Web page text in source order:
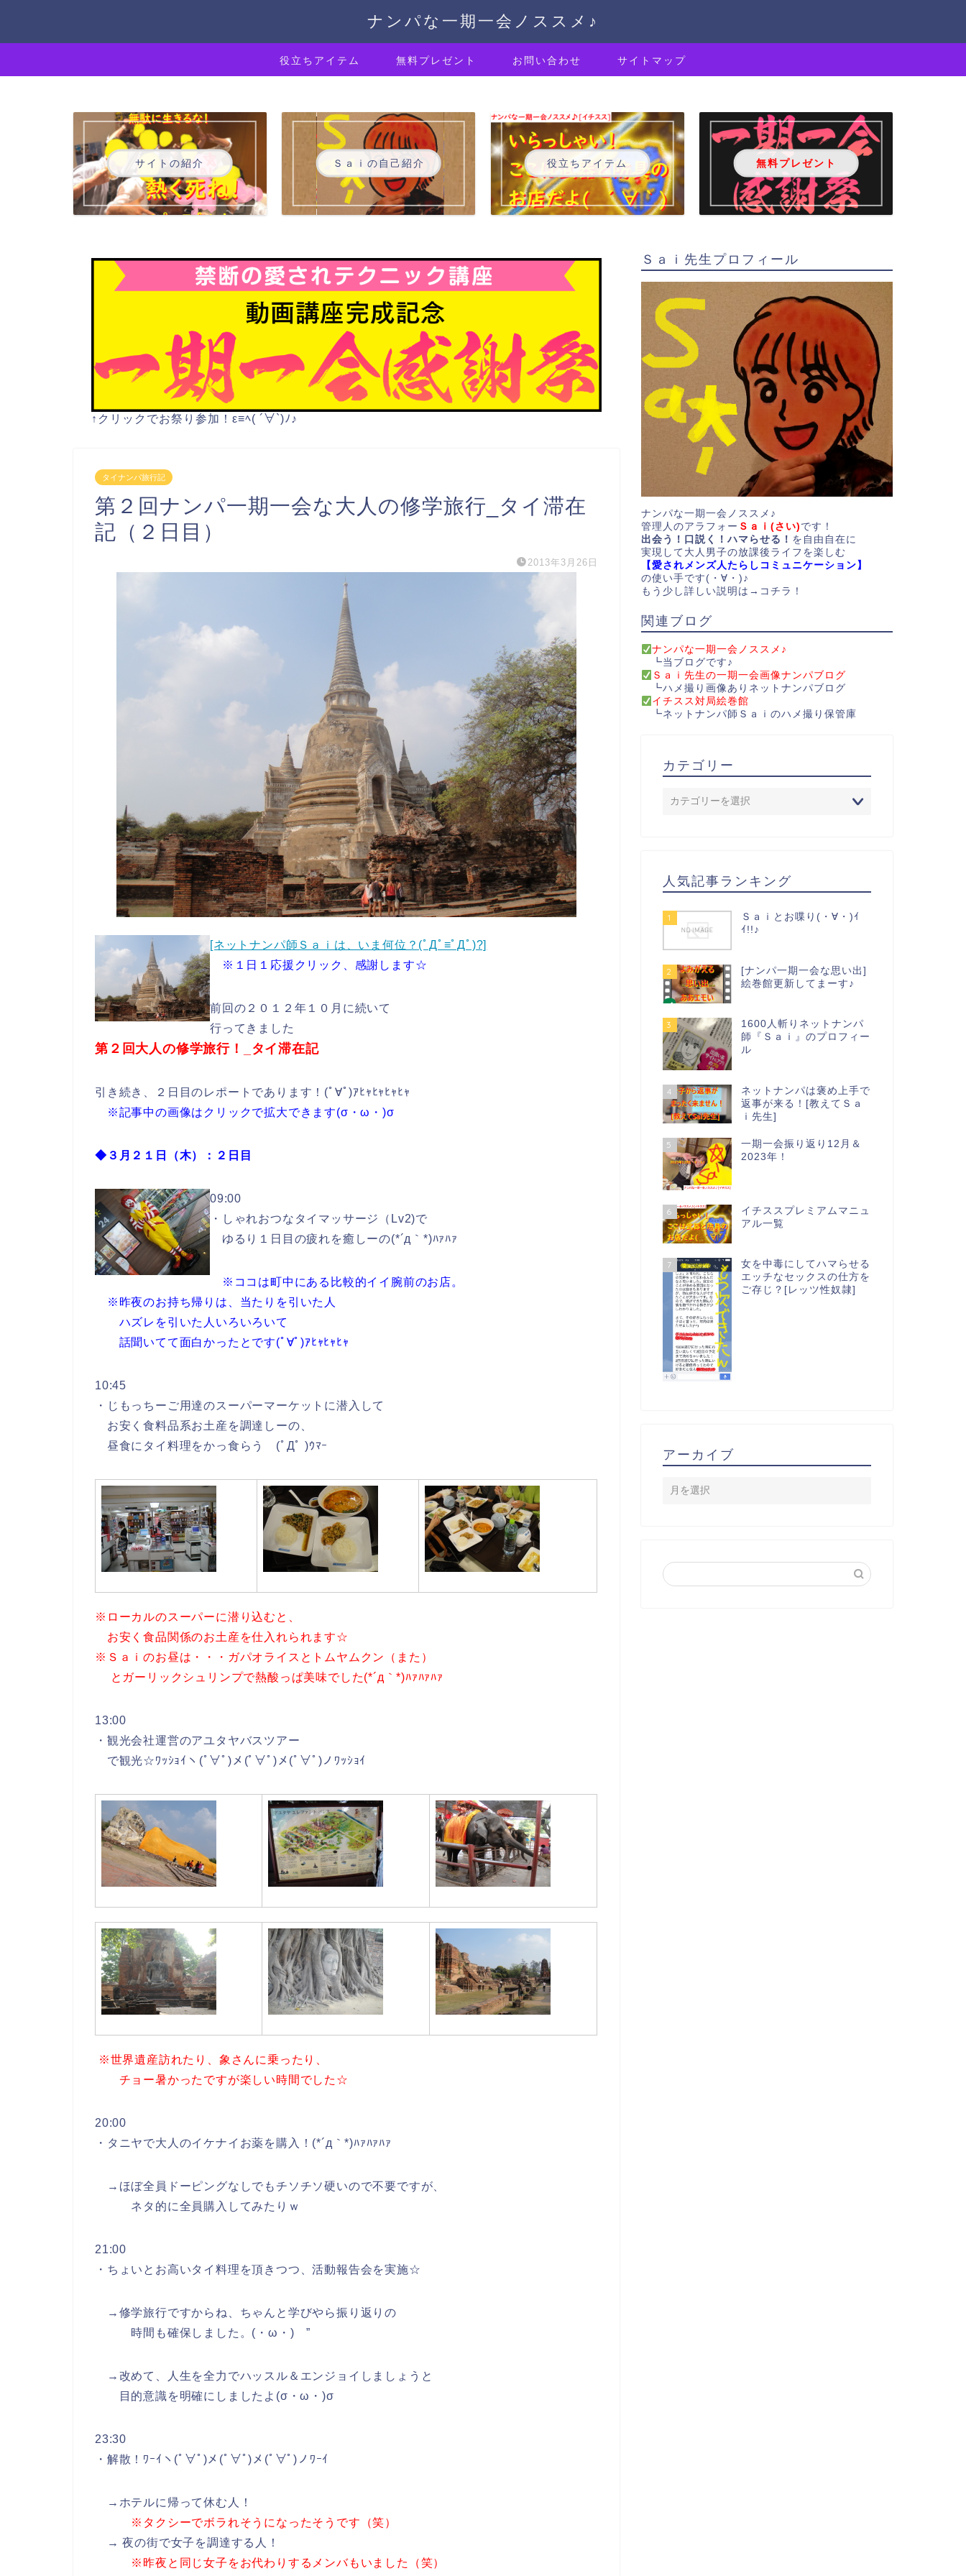
ナンパな一期一会ノススメ♪
役立ちアイテム 無料プレゼント お問い合わせ サイトマップ
サイトの紹介 Ｓａｉの自己紹介 役立ちアイテム 無料プレゼント
↑クリックでお祭り参加！ε≡ﾍ( ´∀`)ﾉ♪
タイナンパ旅行記
第２回ナンパ一期一会な大人の修学旅行_タイ滞在
記（２日目）
2013年3月26日
[ネットナンパ師Ｓａｉは、いま何位？(ﾟДﾟ≡ﾟДﾟ)?]
※１日１応援クリック、感謝します☆
前回の２０１２年１０月に続いて
行ってきました
第２回大人の修学旅行！_タイ滞在記
引き続き、２日目のレポートであります！(ﾟ∀ﾟ)ｱﾋｬﾋｬﾋｬﾋｬ
※記事中の画像はクリックで拡大できます(σ・ω・)σ
◆３月２１日（木）：２日目
09:00
・しゃれおつなタイマッサージ（Lv2)で
ゆるり１日目の疲れを癒しーの(*´д｀*)ﾊｧﾊｧ
※ココは町中にある比較的イイ腕前のお店。
※昨夜のお持ち帰りは、当たりを引いた人
ハズレを引いた人いろいろいて
話聞いてて面白かったとです(ﾟ∀ﾟ)ｱﾋｬﾋｬﾋｬ
10:45
・じもっちーご用達のスーパーマーケットに潜入して
お安く食料品系お土産を調達しーの、
昼食にタイ料理をかっ食らう (ﾟДﾟ )ｳﾏｰ
※ローカルのスーパーに潜り込むと、
お安く食品関係のお土産を仕入れられます☆
※Ｓａｉのお昼は・・・ガパオライスとトムヤムクン（また）
とガーリックシュリンプで熱酸っぱ美味でした(*´д｀*)ﾊｧﾊｧﾊｧ
13:00
・観光会社運営のアユタヤバスツアー
で観光☆ﾜｯｼｮｲヽ(ﾟ∀ﾟ)メ(ﾟ∀ﾟ)メ(ﾟ∀ﾟ)ノﾜｯｼｮｲ
※世界遺産訪れたり、象さんに乗ったり、
チョー暑かったですが楽しい時間でした☆
20:00
・タニヤで大人のイケナイお薬を購入！(*´д｀*)ﾊｧﾊｧﾊｧ
→ほぼ全員ドーピングなしでもチソチソ硬いので不要ですが、
ネタ的に全員購入してみたりｗ
21:00
・ちょいとお高いタイ料理を頂きつつ、活動報告会を実施☆
→修学旅行ですからね、ちゃんと学びやら振り返りの
時間も確保しました。(・ω・)ゝ”
→改めて、人生を全力でハッスル＆エンジョイしましょうと
目的意識を明確にしましたよ(σ・ω・)σ
23:30
・解散！ﾜｰｲヽ(ﾟ∀ﾟ)メ(ﾟ∀ﾟ)メ(ﾟ∀ﾟ)ノﾜｰｲ
→ホテルに帰って休む人！
※タクシーでボラれそうになったそうです（笑）
→ 夜の街で女子を調達する人！
※昨夜と同じ女子をお代わりするメンバもいました（笑）
Ｓａｉ先生プロフィール
ナンパな一期一会ノススメ♪
管理人のアラフォー Ｓａｉ(さい) です！
出会う！口説く！ハマらせる！ を自由自在に
実現して大人男子の放課後ライフを楽しむ
【愛されメンズ人たらしコミュニケーション】
の使い手です(・∀・)♪
もう少し詳しい説明は→ コチラ！
関連ブログ
ナンパな一期一会ノススメ♪
┗当ブログです♪
Ｓａｉ先生の一期一会画像ナンパブログ
┗ハメ撮り画像ありネットナンパブログ
イチスス対局絵巻館
┗ネットナンパ師Ｓａｉのハメ撮り保管庫
カテゴリー
人気記事ランキング
1
Ｓａｉとお喋り(・∀・)ｲ
ｲ!!♪
2
[ナンパ一期一会な思い出]
絵巻館更新してまーす♪
3
1600人斬りネットナンパ
師『Ｓａｉ』のプロフィー
ル
4
ネットナンパは褒め上手で
返事が来る！[教えてＳａ
ｉ先生]
5
一期一会振り返り12月＆
2023年！
6
イチススプレミアムマニュ
アル一覧
7
女を中毒にしてハマらせる
エッチなセックスの仕方を
ご存じ？[レッツ性奴隷]
アーカイブ